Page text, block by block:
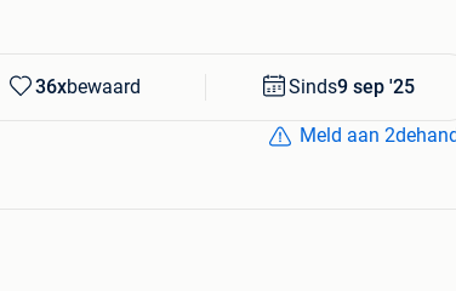
36xbewaard Sinds9 sep '25
Meld aan